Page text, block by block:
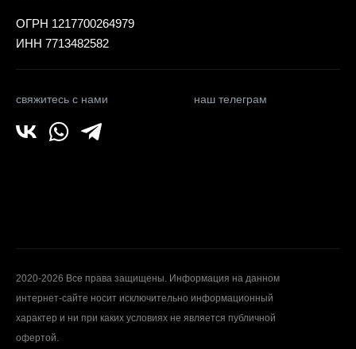
ОГРН 1217700264979
ИНН 7713482582
свяжитесь с нами наш телеграм
2020-2026 Все права защищены. Информация на данном
интернет-сайте носит исключительно информационный
характер и ни при каких условиях не является публичной
офертой.